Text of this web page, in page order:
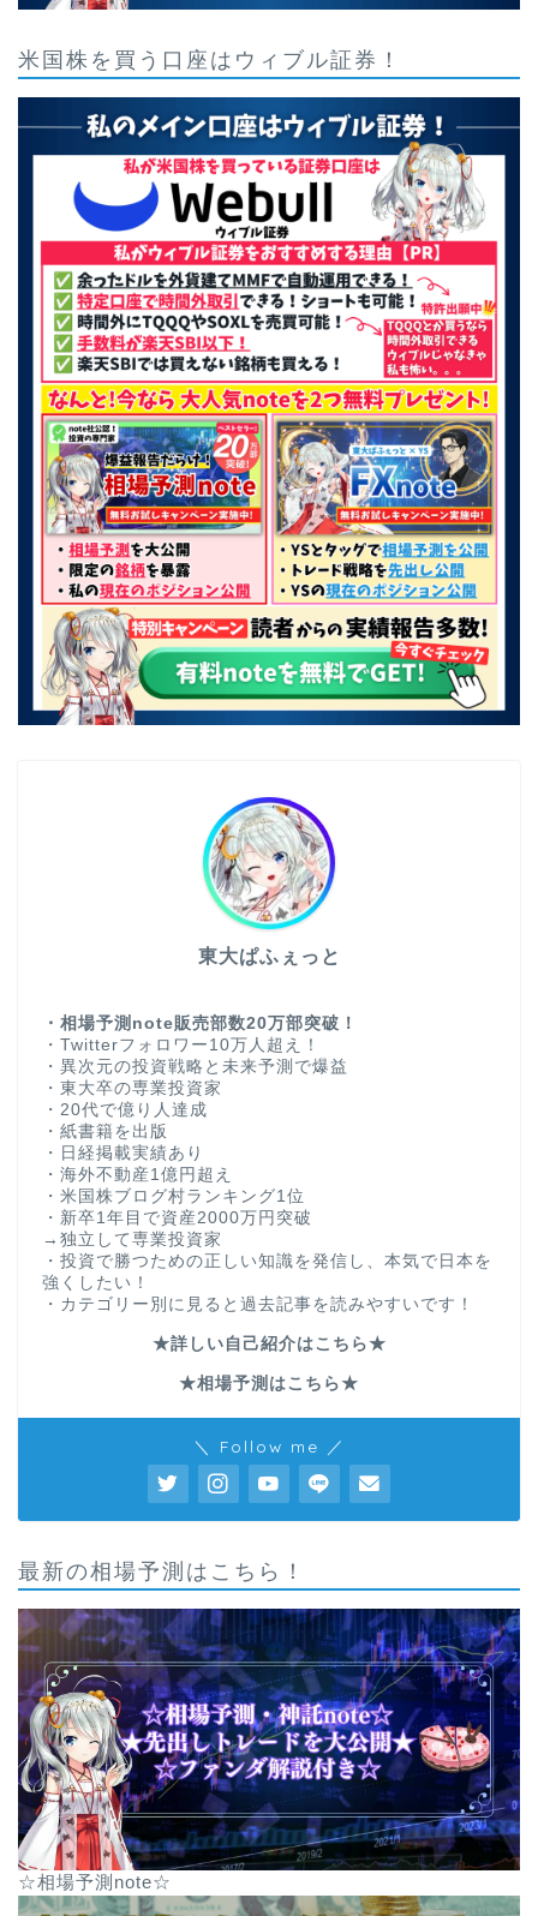
米国株を買う口座はウィブル証券！
東大ぱふぇっと
・相場予測note販売部数20万部突破！
・Twitterフォロワー10万人超え！
・異次元の投資戦略と未来予測で爆益
・東大卒の専業投資家
・20代で億り人達成
・紙書籍を出版
・日経掲載実績あり
・海外不動産1億円超え
・米国株ブログ村ランキング1位
・新卒1年目で資産2000万円突破
→独立して専業投資家
・投資で勝つための正しい知識を発信し、本気で日本を
強くしたい！
・カテゴリー別に見ると過去記事を読みやすいです！
★詳しい自己紹介はこちら★
★相場予測はこちら★
＼ Follow me ／
最新の相場予測はこちら！
☆相場予測note☆